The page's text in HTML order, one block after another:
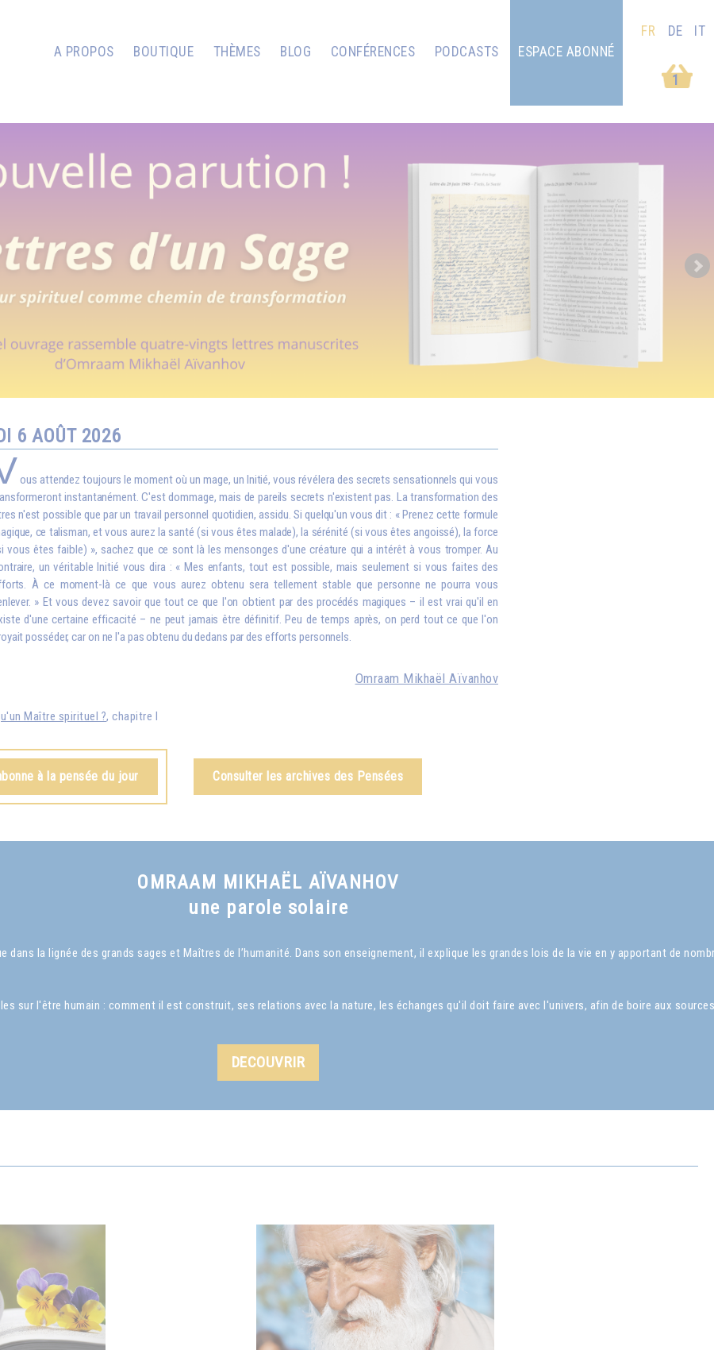
A PROPOS BOUTIQUE THÈMES BLOG CONFÉRENCES
PODCASTS
1
ESPACE ABONNÉ
FR DE IT
Next
6 AOÛT 2026
ous attendez toujours le moment où un mage, un Initié, vous révélera des secrets sensationnels qui vous
instantanément. C'est dommage, mais de pareils secrets n'existent pas. La transformation des
n'est possible que par un travail personnel quotidien, assidu. Si quelqu'un vous dit : « Prenez cette formule
ce talisman, et vous aurez la santé (si vous êtes malade), la sérénité (si vous êtes angoissé), la force
vous êtes faible) », sachez que ce sont là les mensonges d'une créature qui a intérêt à vous tromper. Au
un véritable Initié vous dira : « Mes enfants, tout est possible, mais seulement si vous faites des
À ce moment-là ce que vous aurez obtenu sera tellement stable que personne ne pourra vous
» Et vous devez savoir que tout ce que l'on obtient par des procédés magiques – il est vrai qu'il en
d'une certaine efficacité – ne peut jamais être définitif. Peu de temps après, on perd tout ce que l'on
posséder, car on ne l'a pas obtenu du dedans par des efforts personnels.
Omraam Mikhaël Aïvanhov
Maître spirituel ?, chapitre I
à la pensée du jour Consulter les archives des Pensées
OMRAAM MIKHAËL AÏVANHOV
une parole solaire
dans la lignée des grands sages et Maîtres de l’humanité. Dans son enseignement, il explique les grandes lois de la vie en y apportant de
sur l'être humain : comment il est construit, ses relations avec la nature, les échanges qu'il doit faire avec l'univers, afin de boire aux
DECOUVRIR